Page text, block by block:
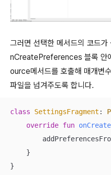
그러면 선택한 메서드의 코드
nCreatePreferences 블록
ource메서드를 호출해 매개변
파일을 넘겨주도록 합니다.
class SettingsFragment :
override fun
    }
}